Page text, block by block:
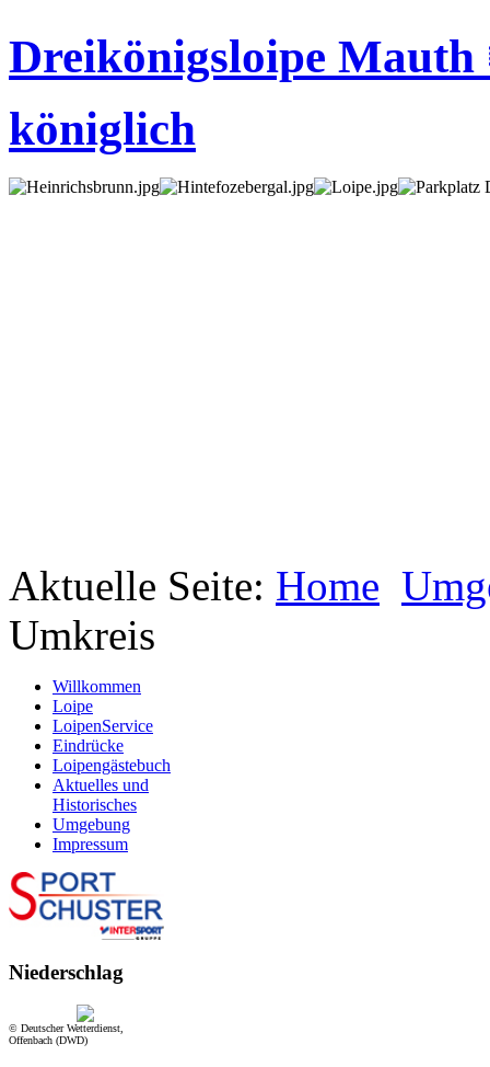
Dreikönigsloipe
königlich
Aktuelle Seite: Home
Umkreis
Willkommen
Loipe
LoipenService
Eindrücke
Loipengästebuch
Aktuelles und
Historisches
Umgebung
Impressum
Niederschlag
© Deutscher Wetterdienst,
Offenbach (DWD)